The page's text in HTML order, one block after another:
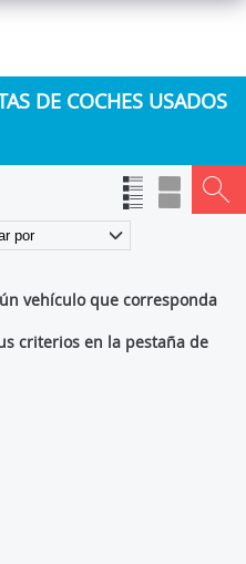
DE COCHES USADOS
vehículo que corresponda
criterios en la pestaña de